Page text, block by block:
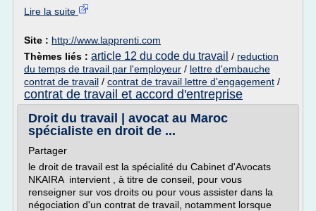
Lire la suite
Site : http://www.lapprenti.com
Thèmes liés : article 12 du code du travail / reduction
du temps de travail par l'employeur / lettre d'embauche
contrat de travail / contrat de travail lettre d'engagement /
contrat de travail et accord d'entreprise
Droit du travail | avocat au Maroc
spécialiste en droit de ...
Partager
le droit de travail est la spécialité du Cabinet d'Avocats
NKAIRA intervient , à titre de conseil, pour vous
renseigner sur vos droits ou pour vous assister dans la
négociation d'un contrat de travail, notamment lorsque